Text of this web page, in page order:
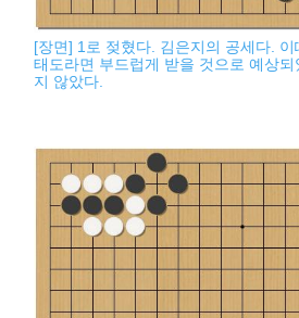
[장면] 1로 젖혔다. 김은지의 공세다.
태도라면 부드럽게 받을 것으로 예상
지 않았다.